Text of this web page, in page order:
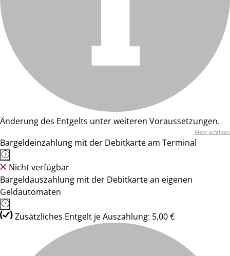
Änderung des Entgelts unter weiteren Voraussetzungen.
Mehr erfahren
Bargeldeinzahlung mit der Debitkarte am Terminal
Nicht verfügbar
Bargeldauszahlung mit der Debitkarte an eigenen
Geldautomaten
Zusätzliches Entgelt je Auszahlung: 5,00 €